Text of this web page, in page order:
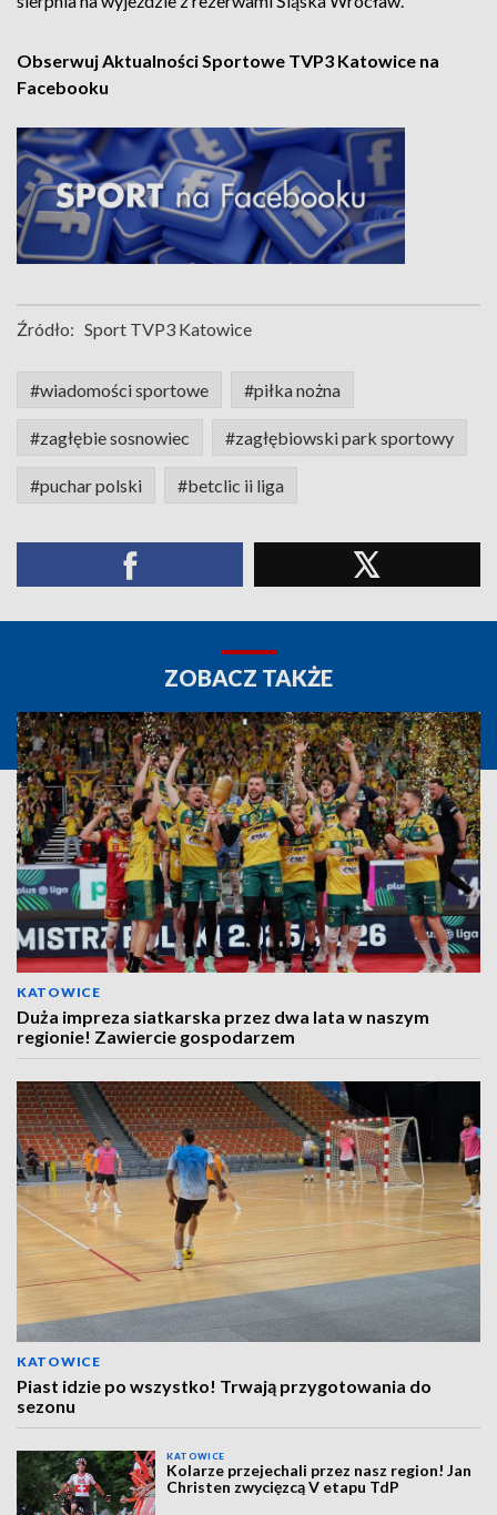
Obserwuj Aktualności Sportowe TVP3 Katowice na
Facebooku
Źródło: Sport TVP3 Katowice
#wiadomości sportowe #piłka nożna
#zagłębie sosnowiec #zagłębiowski park sportowy
#puchar polski #betclic ii liga
ZOBACZ TAKŻE
KATOWICE
Duża impreza siatkarska przez dwa lata w naszym
regionie! Zawiercie gospodarzem
KATOWICE
Piast idzie po wszystko! Trwają przygotowania do
sezonu
KATOWICE
Kolarze przejechali przez nasz region! Jan
Christen zwycięzcą V etapu TdP